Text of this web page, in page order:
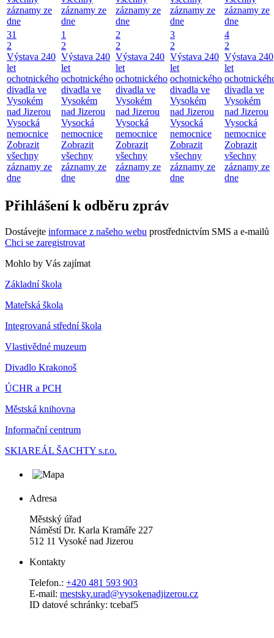
záznamy ze
dne
záznamy ze
dne
záznamy ze
dne
záznamy ze
dne
záznamy ze
dne
31
2
Výstava 240
let
ochotnického
divadla ve
Vysokém
nad Jizerou
Vysocká
nemocnice
Zobrazit
všechny
záznamy ze
dne
1
2
Výstava 240
let
ochotnického
divadla ve
Vysokém
nad Jizerou
Vysocká
nemocnice
Zobrazit
všechny
záznamy ze
dne
2
2
Výstava 240
let
ochotnického
divadla ve
Vysokém
nad Jizerou
Vysocká
nemocnice
Zobrazit
všechny
záznamy ze
dne
3
2
Výstava 240
let
ochotnického
divadla ve
Vysokém
nad Jizerou
Vysocká
nemocnice
Zobrazit
všechny
záznamy ze
dne
4
2
Výstava 240
let
divadla ve
Vysokém
nad Jizerou
Vysocká
nemocnice
Zobrazit
všechny
záznamy ze
dne
Přihlášení k odběru zpráv
Dostávejte informace z našeho webu prostřednictvím SMS a e-mailů
Chci se zaregistrovat
Mohlo by Vás zajímat
Základní škola
Mateřská škola
Integrovaná střední škola
Vlastivědné muzeum
Divadlo Krakonoš
ÚCHR a PCH
Městská knihovna
Informační centrum
SKIAREÁL ŠACHTY s.r.o.
Adresa
Městský úřad
Náměstí Dr. Karla Kramáře 227
512 11 Vysoké nad Jizerou
Kontakty
Telefon.: +420 481 593 903
E-mail: mestsky.urad@vysokenadjizerou.cz
ID datové schránky: tcebaf5